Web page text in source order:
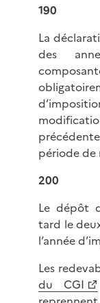
190
La
des
période de
200
Le dépôt
tard le
l’année
Les
du CGI